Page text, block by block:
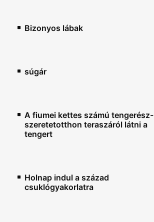
Bizonyos lábak
súgár
A fiumei kettes számú tengerész-
szeretetotthon teraszáról látni a
tengert
Holnap indul a század
csuklógyakorlatra